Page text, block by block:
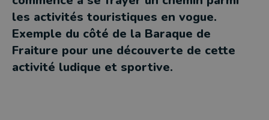
les activités touristiques en vogue.
Exemple du côté de la Baraque de
Fraiture pour une découverte de cette
activité ludique et sportive.